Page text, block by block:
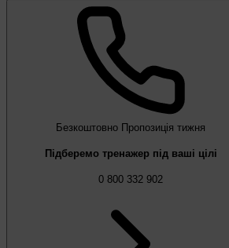
Безкоштовно Пропозиція тижня
Підберемо тренажер під ваші цілі
0 800 332 902